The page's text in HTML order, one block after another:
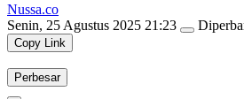
Nussa.co
Senin, 25 Agustus 2025 21:23
Copy Link
Perbesar